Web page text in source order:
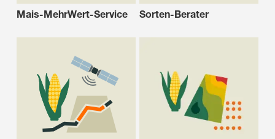
Mais-MehrWert-Service Sorten-Berater